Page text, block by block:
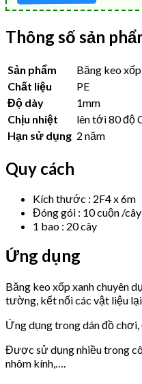
Thông số sản
Sản phẩm
Băng keo
Chất liệu
PE
Độ dày
1mm
Chịu nhiệt
lên tới 80 độ
Hạn sử dụng 2 năm
Quy cách
Kích thước : 2F4 x 6m
Đóng gói : 10 cuộn /cây
1 bao : 20 cây
Ứng dụng
Băng keo xốp xanh chuyên
tường, kết nối các vật liệu
Ứng dụng trong dán đồ
Được sử dụng nhiều trong
nhôm kính,….